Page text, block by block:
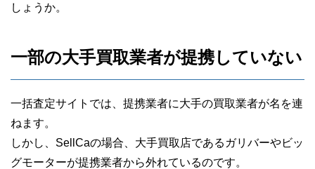
しょうか。
一部の大手買取業者が提携していない
一括査定サイトでは、提携業者に大手の買取業者が名を連
ねます。
しかし、SellCaの場合、大手買取店であるガリバーやビッ
グモーターが提携業者から外れているのです。